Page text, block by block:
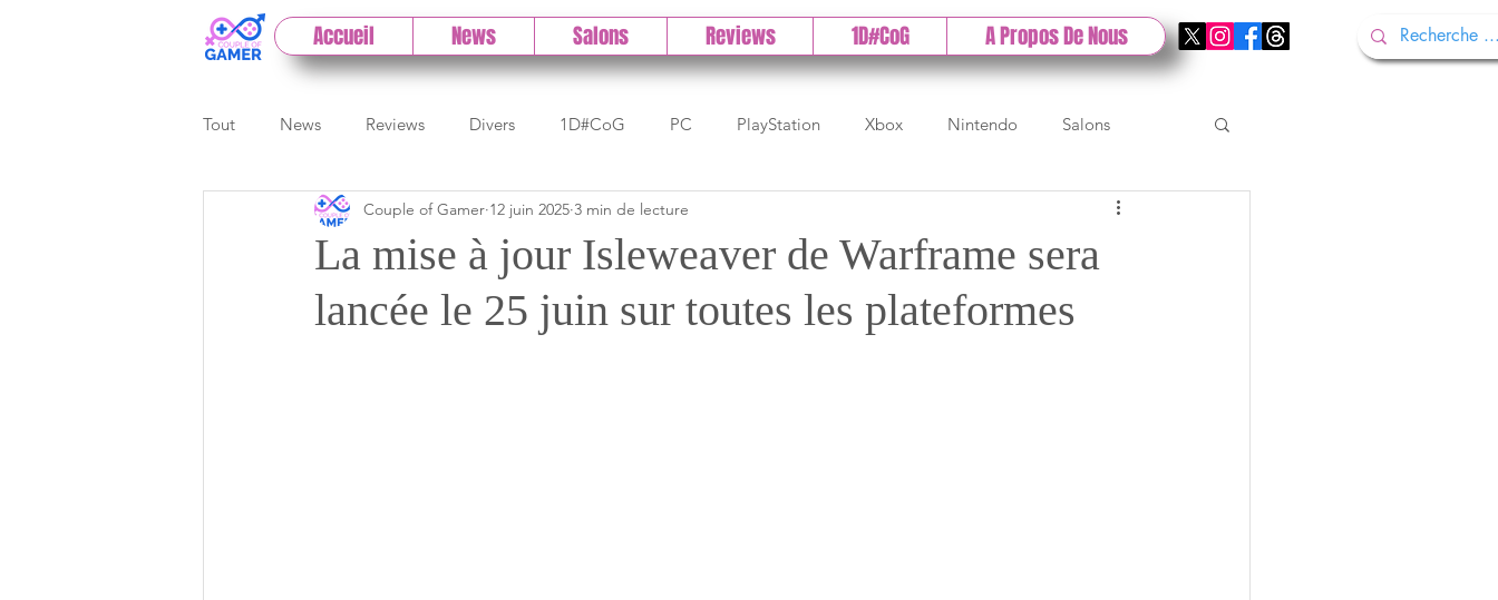
Accueil News Salons Reviews 1D#CoG A Propos De Nous
Tout News Reviews Divers 1D#CoG PC PlayStation Xbox Nintendo Salons
Previews Cloud Test indé DLC Gamescom
Paris Games Week Early Access Test 1DCoG Test Xbox Test Nintendo Test PlayStation
La mise à jour Isleweaver de Warframe sera
lancée le 25 juin sur toutes les plateformes
Couple of Gamer 12 juin 2025 3 min de lecture